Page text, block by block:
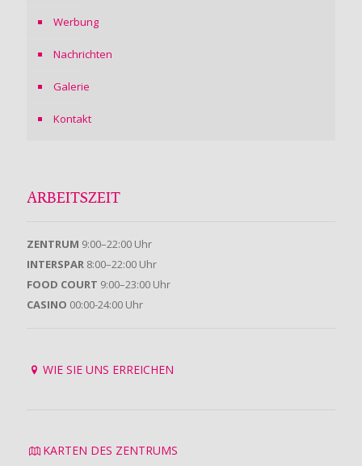
Werbung
Nachrichten
Galerie
Kontakt
ARBEITSZEIT
ZENTRUM 9:00–22:00 Uhr
INTERSPAR 8:00–22:00 Uhr
FOOD COURT 9:00–23:00 Uhr
CASINO 00:00-24:00 Uhr
WIE SIE UNS ERREICHEN
KARTEN DES ZENTRUMS